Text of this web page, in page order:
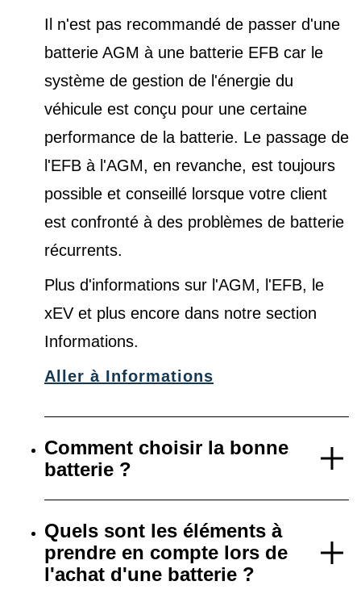
Il n'est pas recommandé de passer d'une
batterie AGM à une batterie EFB car le
système de gestion de l'énergie du
véhicule est conçu pour une certaine
performance de la batterie. Le passage de
l'EFB à l'AGM, en revanche, est toujours
possible et conseillé lorsque votre client
est confronté à des problèmes de batterie
récurrents.
Plus d'informations sur l'AGM, l'EFB, le
xEV et plus encore dans notre section
Informations.
Aller à Informations
Comment choisir la bonne
batterie ?
Quels sont les éléments à
prendre en compte lors de
l'achat d'une batterie ?